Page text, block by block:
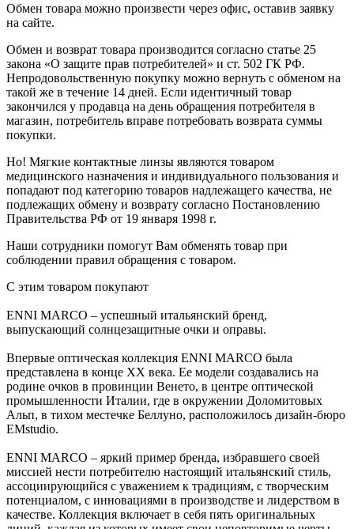
Обмен товара можно произвести через офис, оставив заявку
на сайте.
Обмен и возврат товара производится согласно статье 25
закона «О защите прав потребителей» и ст. 502 ГК РФ.
Непродовольственную покупку можно вернуть с обменом на
такой же в течение 14 дней. Если идентичный товар
закончился у продавца на день обращения потребителя в
магазин, потребитель вправе потребовать возврата суммы
покупки.
Но! Мягкие контактные линзы являются товаром
медицинского назначения и индивидуального пользования и
попадают под категорию товаров надлежащего качества, не
подлежащих обмену и возврату согласно Постановлению
Правительства РФ от 19 января 1998 г.
Наши сотрудники помогут Вам обменять товар при
соблюдении правил обращения с товаром.
С этим товаром покупают
ENNI MARCO – успешный итальянский бренд,
выпускающий солнцезащитные очки и оправы.
Впервые оптическая коллекция ENNI MARCO была
представлена в конце ХХ века. Ее модели создавались на
родине очков в провинции Венето, в центре оптической
промышленности Италии, где в окружении Доломитовых
Альп, в тихом местечке Беллуно, расположилось дизайн-бюро
ЕМstudio.
ENNI MARCO – яркий пример бренда, избравшего своей
миссией нести потребителю настоящий итальянский стиль,
ассоциирующийся с уважением к традициям, с творческим
потенциалом, с инновациями в производстве и лидерством в
качестве. Коллекция включает в себя пять оригинальных